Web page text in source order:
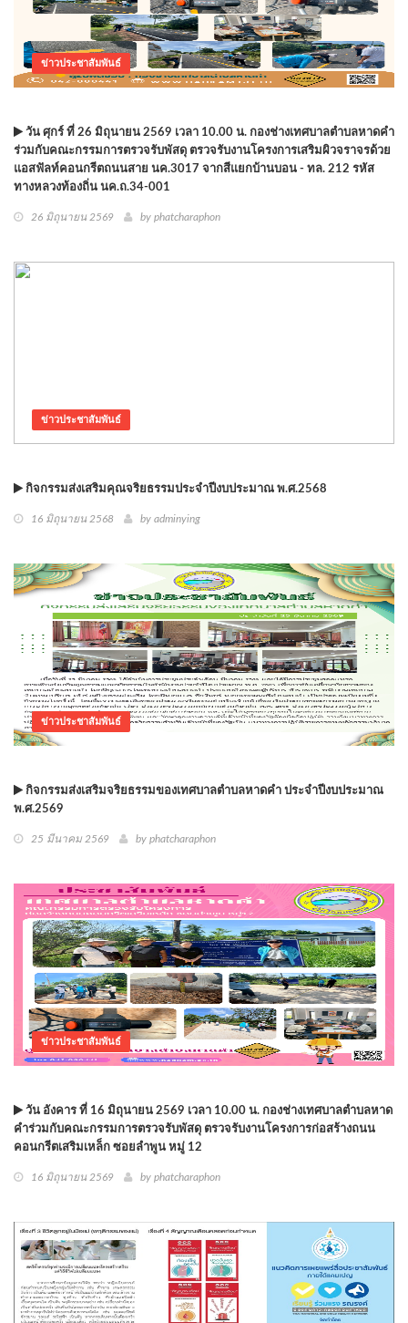
ข่าวประชาสัมพันธ์
วัน ศุกร์ ที่ 26 มิถุนายน 2569 เวลา 10.00 น. กองช่างเทศบาลตำบลหาดคำ
ร่วมกับคณะกรรมการตรวจรับพัสดุ ตรวจรับงานโครงการเสริมผิวจราจรด้วย
แอสฟัลท์คอนกรีตถนนสาย นค.3017 จากสีแยกบ้านบอน - ทล. 212 รหัส
ทางหลวงท้องถิ่น นค.ถ.34-001
26 มิถุนายน 2569 by phatcharaphon
ข่าวประชาสัมพันธ์
กิจกรรมส่งเสริมคุณจริยธรรมประจำปีงบประมาณ พ.ศ.2568
16 มิถุนายน 2568 by adminying
ข่าวประชาสัมพันธ์
กิจกรรมส่งเสริมจริยธรรมของเทศบาลตำบลหาดคำ ประจำปีงบประมาณ
พ.ศ.2569
25 มีนาคม 2569 by phatcharaphon
ข่าวประชาสัมพันธ์
วัน อังคาร ที่ 16 มิถุนายน 2569 เวลา 10.00 น. กองช่างเทศบาลตำบลหาด
คำร่วมกับคณะกรรมการตรวจรับพัสดุ ตรวจรับงานโครงการก่อสร้างถนน
คอนกรีตเสริมเหล็ก ซอยลำพูน หมู่ 12
16 มิถุนายน 2569 by phatcharaphon